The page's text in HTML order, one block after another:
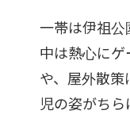
一帯は伊祖公
中は熱心にゲ
や、屋外散策
児の姿がち